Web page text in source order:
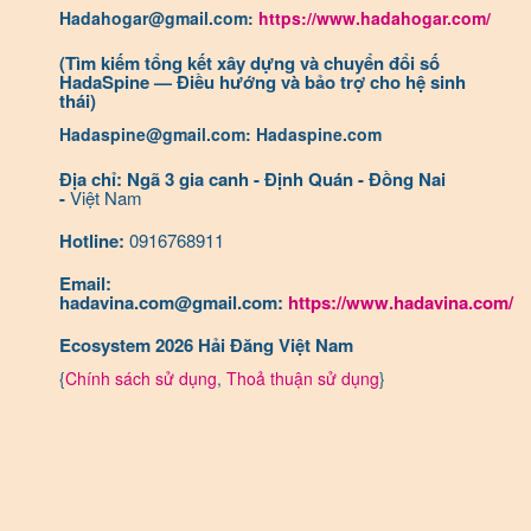
Hadahogar@gmail.com: https://www.hadahogar.com/
(Tìm kiếm tổng kết xây dựng và chuyển đổi số
HadaSpine — Điều hướng và bảo trợ cho hệ sinh
thái)
Hadaspine@gmail.com: Hadaspine.com
Địa chỉ: Ngã 3 gia canh - Định Quán - Đồng Nai
-Việt Nam
Hotline: 0916768911
Email:
hadavina.com@gmail.com: https://www.hadavina.com/
Ecosystem 2026 Hải Đăng Việt Nam
{Chính sách sử dụng, Thoả thuận sử dụng}